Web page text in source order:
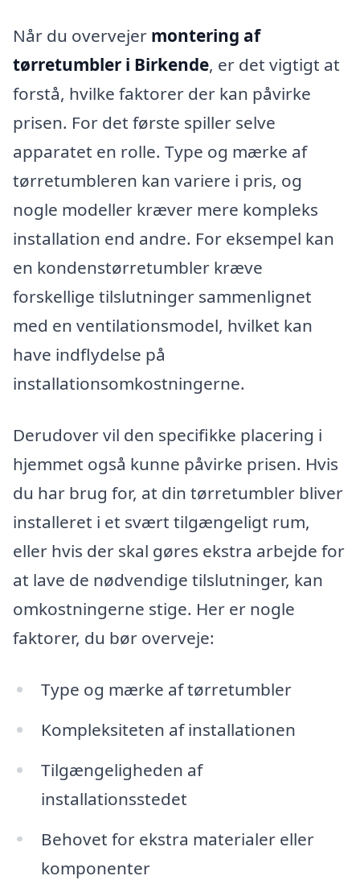
Når du overvejer montering af
tørretumbler i Birkende, er det vigtigt at
forstå, hvilke faktorer der kan påvirke
prisen. For det første spiller selve
apparatet en rolle. Type og mærke af
tørretumbleren kan variere i pris, og
nogle modeller kræver mere kompleks
installation end andre. For eksempel kan
en kondenstørretumbler kræve
forskellige tilslutninger sammenlignet
med en ventilationsmodel, hvilket kan
have indflydelse på
installationsomkostningerne.
Derudover vil den specifikke placering i
hjemmet også kunne påvirke prisen. Hvis
du har brug for, at din tørretumbler bliver
installeret i et svært tilgængeligt rum,
eller hvis der skal gøres ekstra arbejde for
at lave de nødvendige tilslutninger, kan
omkostningerne stige. Her er nogle
faktorer, du bør overveje:
Type og mærke af tørretumbler
Kompleksiteten af installationen
Tilgængeligheden af
installationsstedet
Behovet for ekstra materialer eller
komponenter